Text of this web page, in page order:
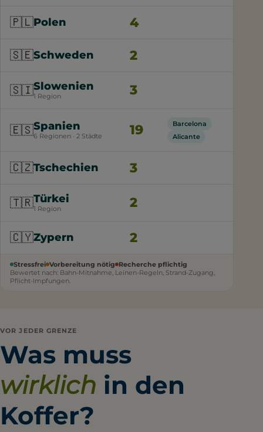
🇵🇱Polen 4
🇸🇪Schweden 2
🇸🇮Slowenien
1 Region 3
🇪🇸Spanien
6 Regionen · 2 Städte 19
Barcelona
Alicante
🇨🇿Tschechien 3
🇹🇷Türkei
1 Region 2
🇨🇾Zypern 2
Stressfrei Vorbereitung nötig Recherche pflichtig
Bewertet nach: Bahn-Mitnahme, Leinen-Regeln, Strand-Zugang,
Pflicht-Impfungen.
VOR JEDER GRENZE
Was muss
wirklich in den
Koffer?